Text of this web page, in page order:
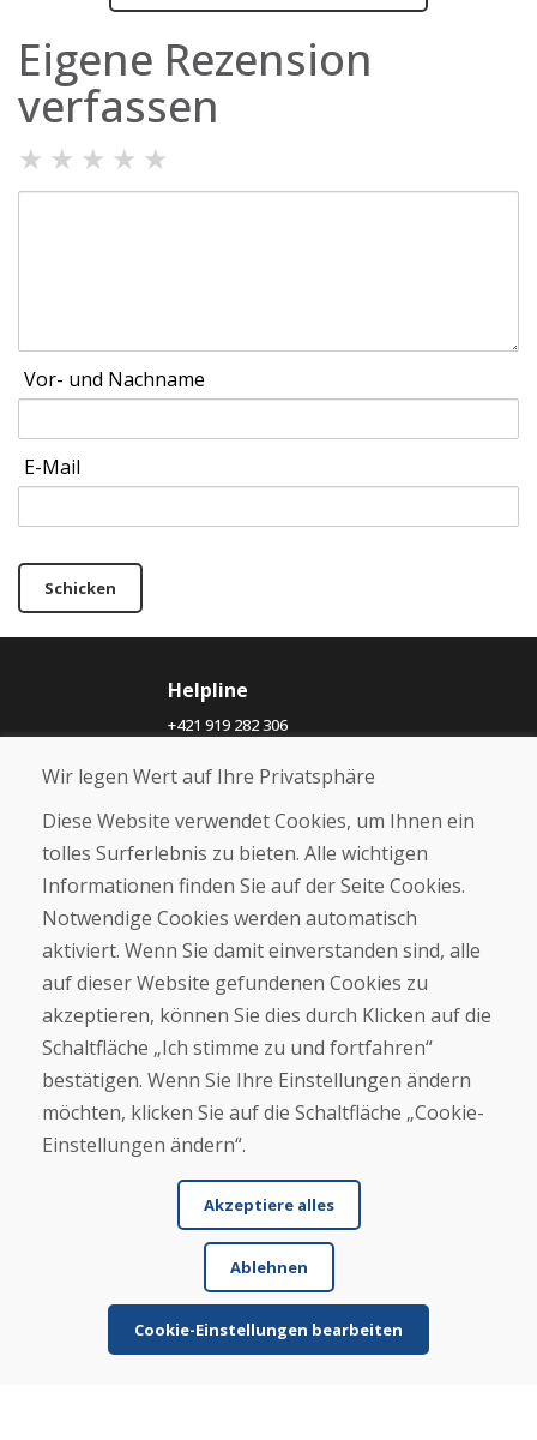
Eigene Rezension
verfassen
★ ★ ★ ★ ★
Vor- und Nachname
E-Mail
Schicken
Helpline
+421 919 282 306
Über uns
Blog
Geschäft
Kontakt
Kaufen
E-Shop
Geschäftsbedingungen
Zahlung
Beschwerde
Rückgabe und Umtausch von Waren
Cookies
Wir legen Wert auf Ihre Privatsphäre
Diese Website verwendet Cookies, um Ihnen ein
tolles Surferlebnis zu bieten. Alle wichtigen
Informationen finden Sie auf der Seite Cookies.
Notwendige Cookies werden automatisch
aktiviert. Wenn Sie damit einverstanden sind, alle
auf dieser Website gefundenen Cookies zu
akzeptieren, können Sie dies durch Klicken auf die
Schaltfläche „Ich stimme zu und fortfahren“
bestätigen. Wenn Sie Ihre Einstellungen ändern
möchten, klicken Sie auf die Schaltfläche „Cookie-
Einstellungen ändern“.
Akzeptiere alles
Ablehnen
Cookie-Einstellungen bearbeiten